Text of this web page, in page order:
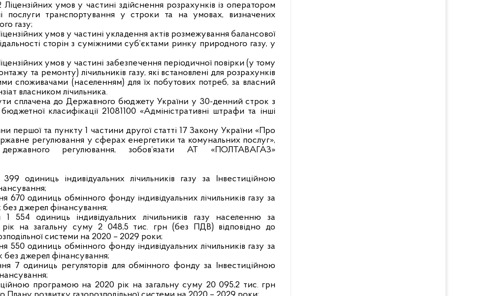
умов у частині здійснення розрахунків із оператором
послуги транспортування у строки та на умовах, визначених
газу;
умов у частині укладення актів розмежування балансової
сторін з суміжними суб’єктами ринку природного газу, у
умов у частині забезпечення періодичної повірки (у тому
та ремонту) лічильників газу, які встановлені для розрахунків
споживачами (населенням) для їх побутових потреб, за власний
власником лічильника.
сплачена до Державного бюджету України у 30-денний строк з
класифікації 21081100 «Адміністративні штрафи та інші
першої та пункту 1 частини другої статті 17 Закону України «Про
регулювання у сферах енергетики та комунальних послуг»,
регулювання, зобов’язати АТ «ПОЛТАВАГАЗ»
одиниць індивідуальних лічильників газу за Інвестиційною
670 одиниць обмінного фонду індивідуальних лічильників газу за
джерел фінансування;
1 554 одиниць індивідуальних лічильників газу населенню за
на загальну суму 2 048,5 тис. грн (без ПДВ) відповідно до
системи на 2020 – 2029 роки;
550 одиниць обмінного фонду індивідуальних лічильників газу за
без джерел фінансування;
7 одиниць регуляторів для обмінного фонду за Інвестиційною
програмою на 2020 рік на загальну суму 20 095,2 тис. грн